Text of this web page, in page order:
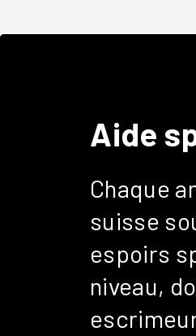
Aide
Chaque
suisse
espoirs
niveau,